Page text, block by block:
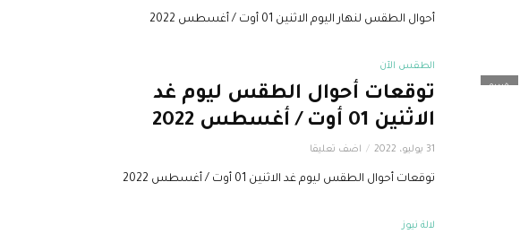
أحوال الطقس لنهار اليوم الاثنين 01 أوت / أغسطس 2022
فيديو
الطقس الآن
توقعات أحوال الطقس ليوم غد
الاثنين 01 أوت / أغسطس 2022
31 يوليو، 2022 اضف تعليقا
توقعات أحوال الطقس ليوم غد الاثنين 01 أوت / أغسطس 2022
لالة نيوز